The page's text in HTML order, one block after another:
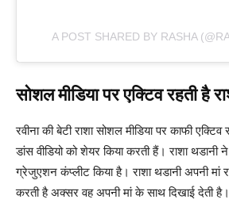
A POST SHARED BY RASHA
सोशल मीडिया पर एक्टिव रहती है
रवीना की बेटी राशा सोशल मीडिया पर काफी
डांस वीडियो को शेयर किया करती हैं‌। राशा थडानी
ग्रेजुएशन कंप्लीट किया है। राशा थडानी अपनी मां
करती है अक्सर वह अपनी मां के साथ दिखाई देती है।